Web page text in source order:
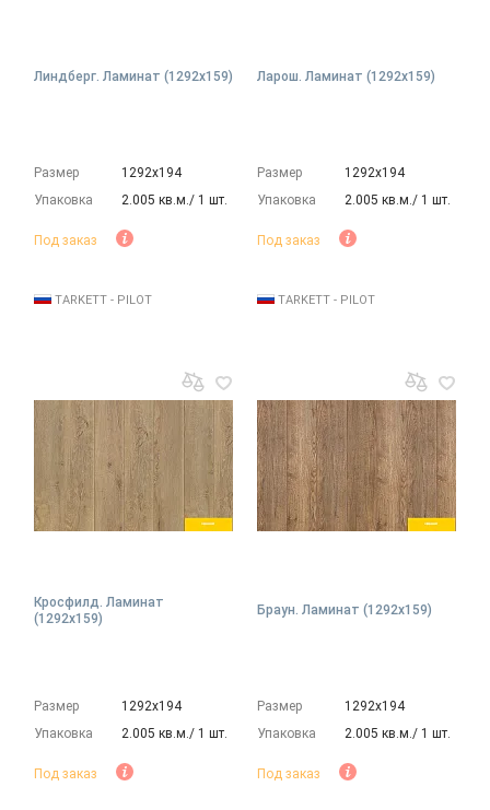
Линдберг. Ламинат (1292х159)
Размер
1292х194
Упаковка
2.005 кв.м./ 1 шт.
Под заказ
TARKETT - PILOT
Ларош. Ламинат (1292х159)
Размер
1292х194
Упаковка
2.005 кв.м./ 1 шт.
Под заказ
TARKETT - PILOT
Кросфилд. Ламинат
(1292х159)
Размер
1292х194
Упаковка
2.005 кв.м./ 1 шт.
Под заказ
Браун. Ламинат (1292х159)
Размер
1292х194
Упаковка
2.005 кв.м./ 1 шт.
Под заказ